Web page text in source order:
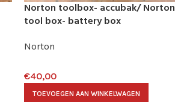
Norton toolbox- accubak/ Norton
tool box- battery box
Norton
€40,00
TOEVOEGEN AAN WINKELWAGEN